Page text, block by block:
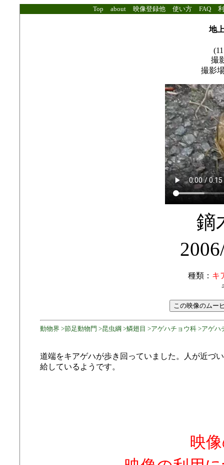
Top about 映像登録他 使い方 FAQ
地
撮
撮影
鏑
種類： キ
動物界 >節足動物門 >昆虫綱 >鱗翅目 >アゲハチョウ科 >アゲハ
道端をキアゲハが歩き回っていました。人が近づ
給しているようです。
映